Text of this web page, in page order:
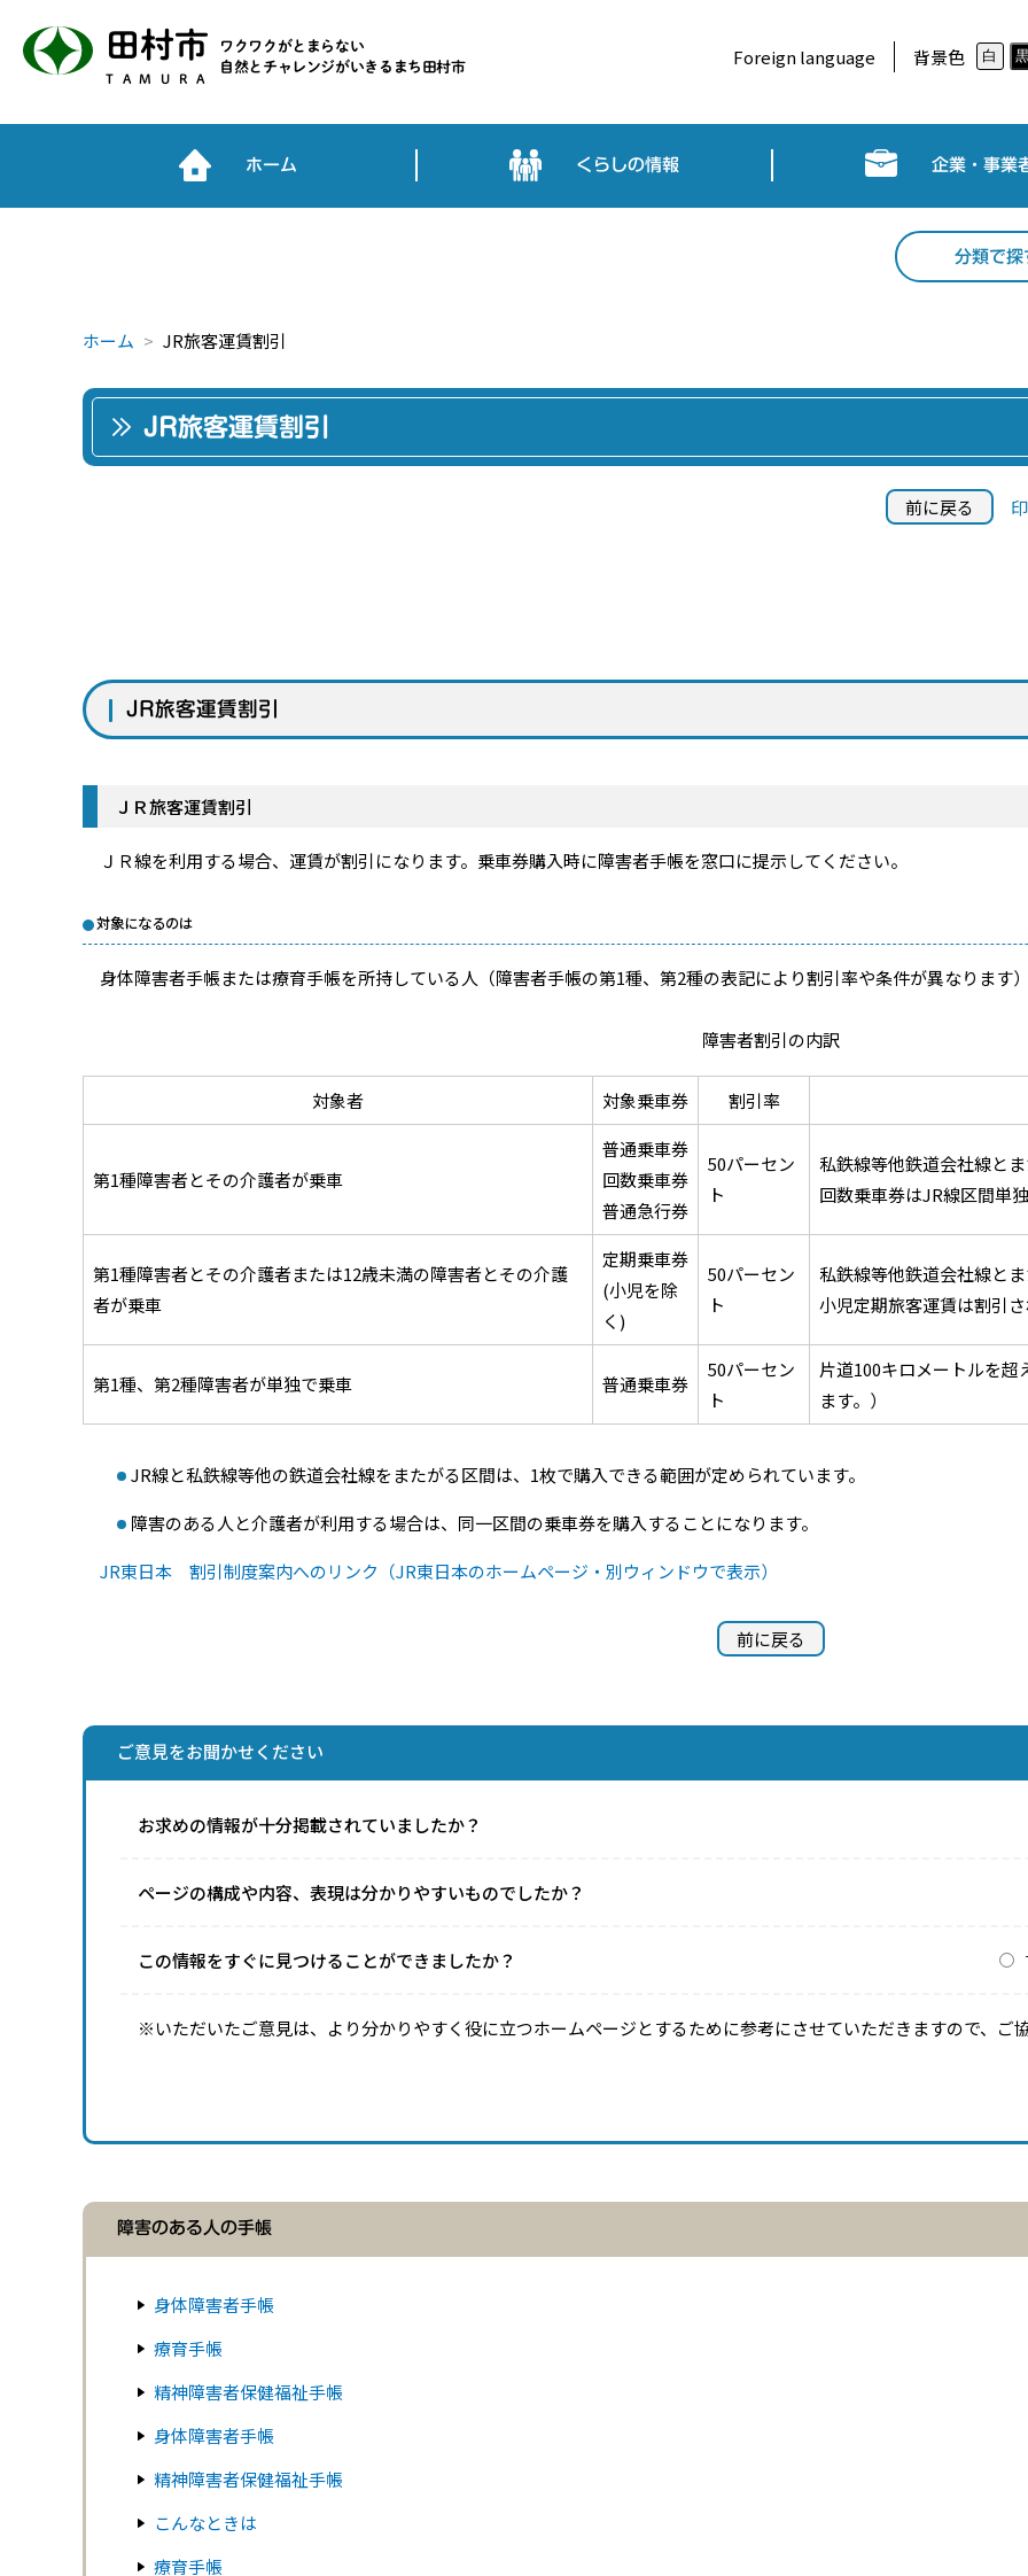
田村市
TAMURA
ワクワクがとまらない
自然とチャレンジがいきるまち田村市
Foreign language 背景色 白
ホーム くらしの情報 企業・事業
分類で探
ホーム JR旅客運賃割引
JR旅客運賃割引
前に戻る
JR旅客運賃割引
ＪＲ旅客運賃割引
ＪＲ線を利用する場合、運賃が割引になります。乗車券購入時に障害者手帳を窓口に提示してください。
対象になるのは
身体障害者手帳または療育手帳を所持している人（障害者手帳の第1種、第2種の表記により割引率や条件が異なります
障害者割引の内訳
対象者 対象乗車券 割引率
第1種障害者とその介護者が乗車
普通乗車券
回数乗車券
普通急行券
50パーセン
ト
私鉄線等他鉄道会社線と
回数乗車券はJR線区間単
第1種障害者とその介護者または12歳未満の障害者とその介護
者が乗車
定期乗車券
(小児を除
く)
50パーセン
ト
私鉄線等他鉄道会社線と
小児定期旅客運賃は割引
第1種、第2種障害者が単独で乗車 普通乗車券
50パーセン
ト
片道100キロメートルを
ます。）
JR線と私鉄線等他の鉄道会社線をまたがる区間は、1枚で購入できる範囲が定められています。
障害のある人と介護者が利用する場合は、同一区間の乗車券を購入することになります。
JR東日本 割引制度案内へのリンク（JR東日本のホームページ・別ウィンドウで表示）
前に戻る
ご意見をお聞かせください
お求めの情報が十分掲載されていましたか？
ページの構成や内容、表現は分かりやすいものでしたか？
この情報をすぐに見つけることができましたか？
※いただいたご意見は、より分かりやすく役に立つホームページとするために参考にさせていただきますので、ご
障害のある人の手帳
身体障害者手帳
療育手帳
精神障害者保健福祉手帳
身体障害者手帳
精神障害者保健福祉手帳
こんなときは
療育手帳